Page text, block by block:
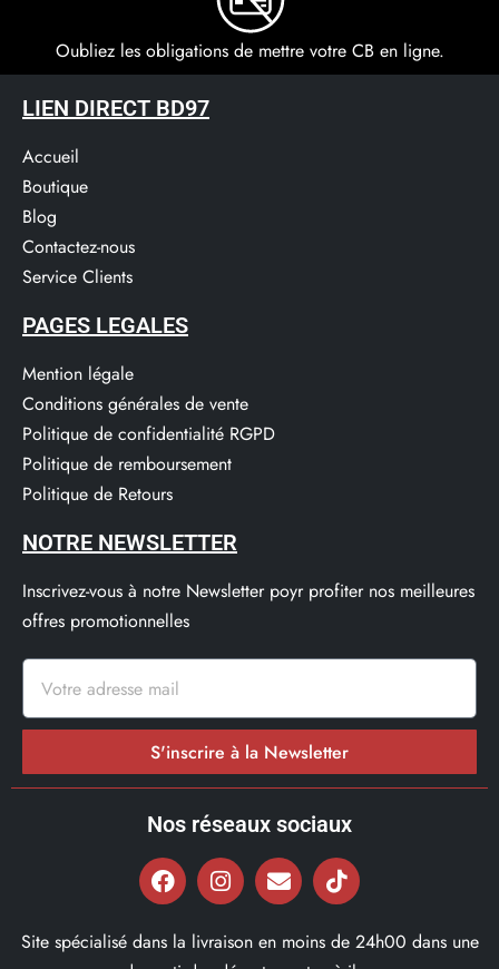
Oubliez les obligations de mettre votre CB en ligne.
LIEN DIRECT BD97
Accueil
Boutique
Blog
Contactez-nous
Service Clients​
PAGES LEGALES
Mention légale
Conditions générales de vente
Politique de confidentialité RGPD
Politique de remboursement
Politique de Retours
NOTRE NEWSLETTER
Inscrivez-vous à notre Newsletter poyr profiter nos meilleures
offres promotionnelles
S'inscrire à la Newsletter
Nos réseaux sociaux
Site spécialisé dans la livraison en moins de 24h00 dans une